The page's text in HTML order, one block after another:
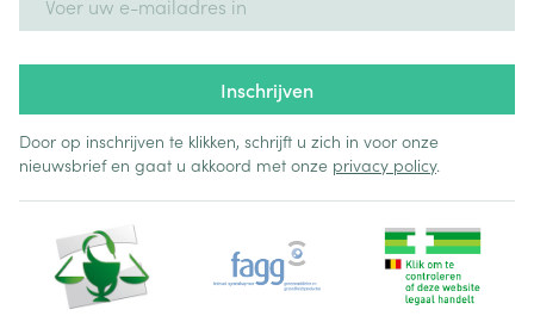
Inschrijven
Door op inschrijven te klikken, schrijft u zich in voor onze
nieuwsbrief en gaat u akkoord met onze privacy policy.